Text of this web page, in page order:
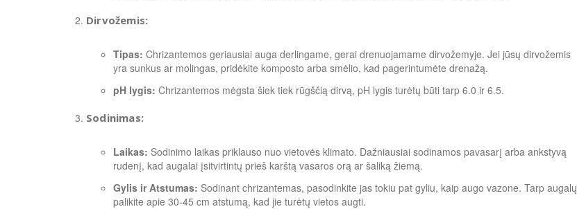
Dirvožemis:
Tipas: Chrizantemos geriausiai auga derlingame, gerai drenuojamame dirvožemyje. Jei jūsų dirvožemis
yra sunkus ar molingas, pridėkite komposto arba smėlio, kad pagerintumėte drenažą.
pH lygis: Chrizantemos mėgsta šiek tiek rūgščią dirvą, pH lygis turėtų būti tarp 6.0 ir 6.5.
Sodinimas:
Laikas: Sodinimo laikas priklauso nuo vietovės klimato. Dažniausiai sodinamos pavasarį arba ankstyvą
rudenį, kad augalai įsitvirtintų prieš karštą vasaros orą ar šaliką žiemą.
Gylis ir Atstumas: Sodinant chrizantemas, pasodinkite jas tokiu pat gyliu, kaip augo vazone. Tarp augalų
palikite apie 30-45 cm atstumą, kad jie turėtų vietos augti.